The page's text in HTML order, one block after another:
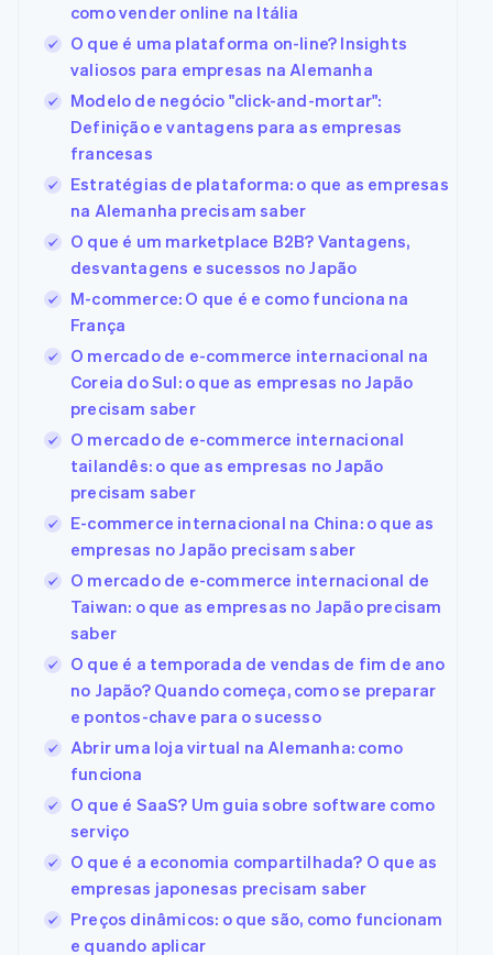
como vender online na Itália
O que é uma plataforma on-line? Insights
valiosos para empresas na Alemanha
Modelo de negócio "click-and-mortar":
Definição e vantagens para as empresas
francesas
Estratégias de plataforma: o que as empresas
na Alemanha precisam saber
O que é um marketplace B2B? Vantagens,
desvantagens e sucessos no Japão
M-commerce: O que é e como funciona na
França
O mercado de e-commerce internacional na
Coreia do Sul: o que as empresas no Japão
precisam saber
O mercado de e-commerce internacional
tailandês: o que as empresas no Japão
precisam saber
E-commerce internacional na China: o que as
empresas no Japão precisam saber
O mercado de e-commerce internacional de
Taiwan: o que as empresas no Japão precisam
saber
O que é a temporada de vendas de fim de ano
no Japão? Quando começa, como se preparar
e pontos-chave para o sucesso
Abrir uma loja virtual na Alemanha: como
funciona
O que é SaaS? Um guia sobre software como
serviço
O que é a economia compartilhada? O que as
empresas japonesas precisam saber
Preços dinâmicos: o que são, como funcionam
e quando aplicar